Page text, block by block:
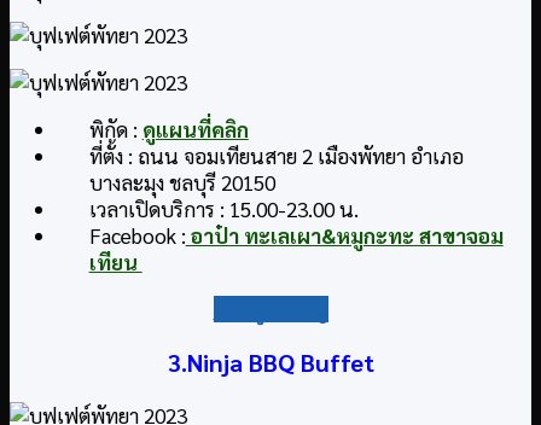
พิกัด : ดูแผนที่คลิก
ที่ตั้ง : ถนน จอมเทียนสาย 2 เมืองพัทยา อำเภอ
บางละมุง ชลบุรี 20150
เวลาเปิดบริการ : 15.00-23.00 น.
Facebook : อาป๋า ทะเลเผา&หมูกะทะ สาขาจอม
เทียน
3.Ninja BBQ Buffet